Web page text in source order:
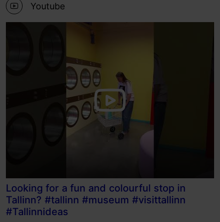
Youtube
Looking for a fun and colourful stop in
Tallinn? #tallinn #museum #visittallinn
#Tallinnideas